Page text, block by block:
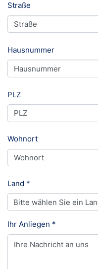
Straße
Hausnummer
PLZ
Wohnort
Land *
Ihr Anliegen *